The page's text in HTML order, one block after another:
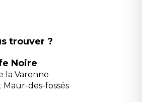
trouver ?
Noire
la Varenne
Maur-des-fossés